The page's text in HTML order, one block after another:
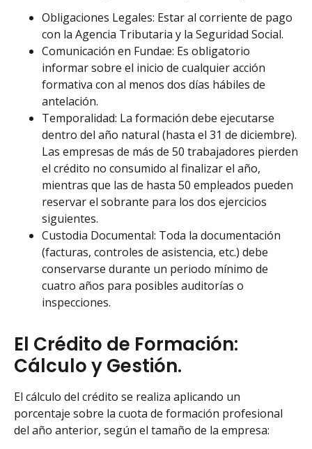
Obligaciones Legales: Estar al corriente de pago
con la Agencia Tributaria y la Seguridad Social.
Comunicación en Fundae: Es obligatorio
informar sobre el inicio de cualquier acción
formativa con al menos dos días hábiles de
antelación.
Temporalidad: La formación debe ejecutarse
dentro del año natural (hasta el 31 de diciembre).
Las empresas de más de 50 trabajadores pierden
el crédito no consumido al finalizar el año,
mientras que las de hasta 50 empleados pueden
reservar el sobrante para los dos ejercicios
siguientes.
Custodia Documental: Toda la documentación
(facturas, controles de asistencia, etc.) debe
conservarse durante un periodo mínimo de
cuatro años para posibles auditorías o
inspecciones.
El Crédito de Formación:
Cálculo y Gestión.
El cálculo del crédito se realiza aplicando un
porcentaje sobre la cuota de formación profesional
del año anterior, según el tamaño de la empresa: